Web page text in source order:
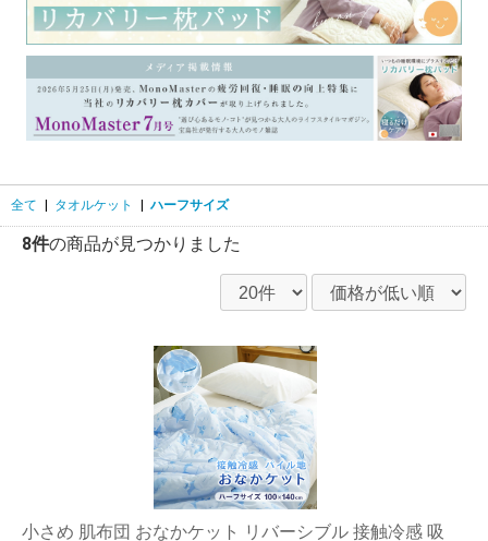
全て タオルケット ハーフサイズ
8件の商品が見つかりました
小さめ 肌布団 おなかケット リバーシブル 接触冷感 吸